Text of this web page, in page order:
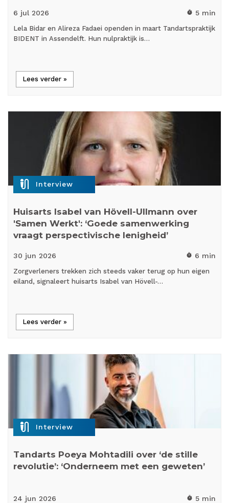
6 jul 2026 timer 5 min
Lela Bidar en Alireza Fadaei openden in maart Tandartspraktijk
BIDENT in Assendelft. Hun nulpraktijk is…
Lees verder »
mic_external_on Interview
Huisarts Isabel van Hövell-Ullmann over
'Samen Werkt': ‘Goede samenwerking
vraagt perspectivische lenigheid’
30 jun 2026 timer 6 min
Zorgverleners trekken zich steeds vaker terug op hun eigen
eiland, signaleert huisarts Isabel van Hövell-…
Lees verder »
mic_external_on Interview
Tandarts Poeya Mohtadili over ‘de stille
revolutie’: ‘Onderneem met een geweten’
24 jun 2026 timer 5 min